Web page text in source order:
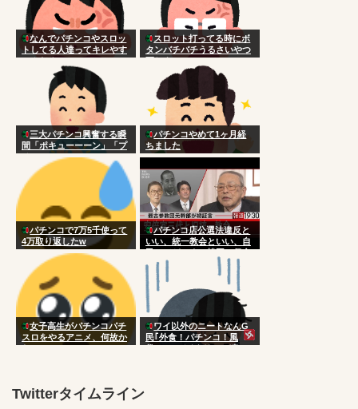
なんでパチンコやスロッ
トしてる人達ってキレやす
いんだろ
スロット打ってる時にボ
タンバチバチうるさいやつ
死ねよ
三大パチンコ興奮する瞬
間「ポキューーーン」「プ
チュン！！！！…」
パチンコやめて1ヶ月経
ちました
パチンコで7万5千使って
4万取り返したw
パチンコ店公選法違反と
いい、統一教会といい、自
民ってどこまで韓国に侵食
されてんだよｗｗｗｗｗｗ
ｗｗｗ
女子高生がパチンコパチ
スロをやるアニメ、何故か
ない
ワイ以外のニートなんG
民｢外食！パチンコ！風
俗！｣←バイタリティ凄い
Twitterタイムライン